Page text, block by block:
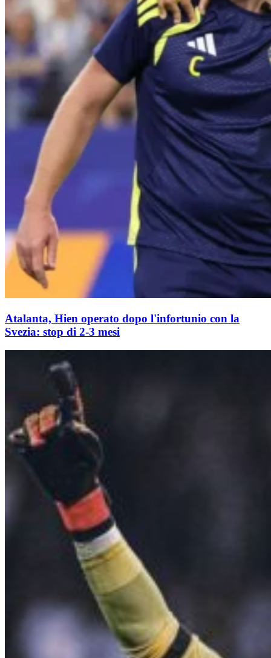
Atalanta, Hien operato dopo l'infortunio con la
Svezia: stop di 2-3 mesi